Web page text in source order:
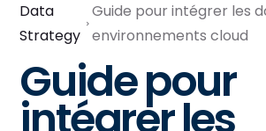
Data
Strategy
Guide pour intégrer les
environnements cloud
Guide pour
intégrer les